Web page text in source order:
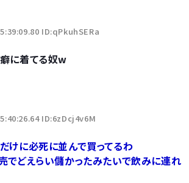
ID:qPkuhSERa
に着てる奴w
ID:6zDcj4v6M
けに必死に並んで買ってるわ
でどえらい儲かったみたいで飲みに連れ